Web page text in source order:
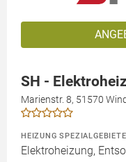
SH -
Marienstr. 8, 51570
HEIZUNG SPEZIALGEBIETE
Elektroheizung,